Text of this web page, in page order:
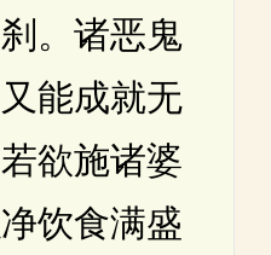
。诸恶鬼
能成就无
欲施诸婆
饮食满盛